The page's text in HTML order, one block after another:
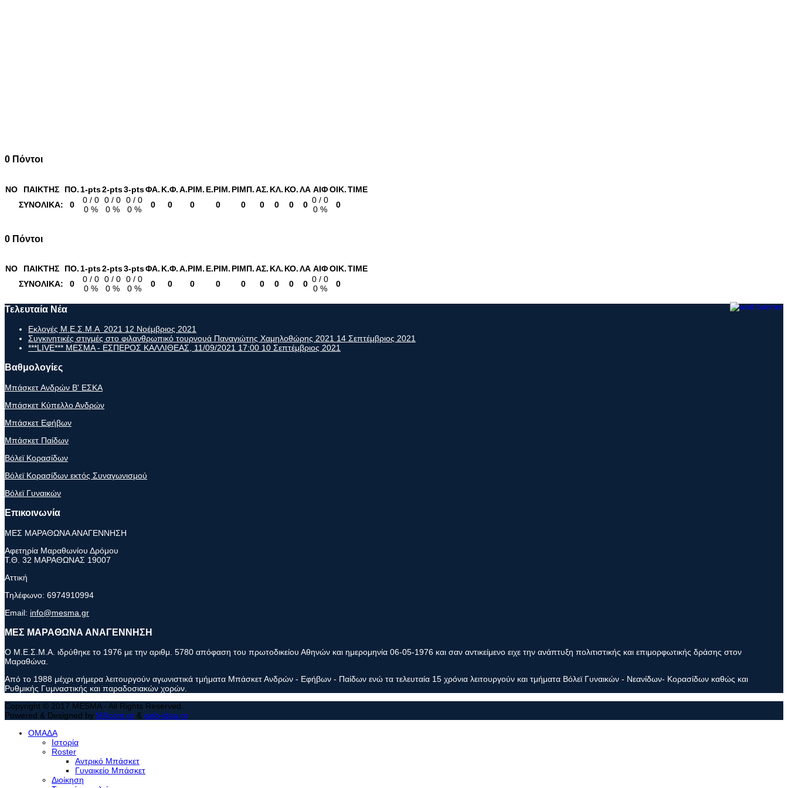
0 Πόντοι
NO ΠΑΙΚΤΗΣ ΠΟ. 1-pts2-pts3-ptsΦΑ. K.Φ.Α.ΡΙΜ. Ε.ΡΙM. ΡΙΜΠ.ΑΣ. ΚΛ. ΚΟ.ΛΑ ΑΙΦ ΟΙΚ.TIME
ΣΥΝΟΛΙΚΑ:
0
0 / 0
0 %
0 / 0
0 %
0 / 0
0 %
0 0 0 0 0 0 0 0 0 0 / 0
0 %
0
0 Πόντοι
NO ΠΑΙΚΤΗΣ ΠΟ.1-pts2-pts3-ptsΦΑ. K.Φ.Α.ΡΙΜ. Ε.ΡΙM. ΡΙΜΠ.ΑΣ. ΚΛ. ΚΟ.ΛΑ ΑΙΦ ΟΙΚ.TIME
ΣΥΝΟΛΙΚΑ:
0
0 / 0
0 %
0 / 0
0 %
0 / 0
0 %
0 0 0 0 0 0 0 0 0 0 / 0
0 %
0
Τελευταία Νέα
Εκλογές Μ.Ε.Σ.Μ.Α 2021 12 Νοέμβριος 2021
Συγκινητικές στιγμές στο φιλανθρωπικό τουρνουά Παναγιώτης Χαμηλοθώρης 2021 14 Σεπτέμβριος 2021
***LIVE*** ΜΕΣΜΑ - ΕΣΠΕΡΟΣ ΚΑΛΛΙΘΕΑΣ, 11/09/2021 17:00 10 Σεπτέμβριος 2021
Βαθμολογίες
Μπάσκετ Ανδρών Β' ΕΣΚΑ
Μπάσκετ Κύπελλο Ανδρών
Μπάσκετ Εφήβων
Μπάσκετ Παίδων
Βόλεϊ Κορασίδων
Βόλεϊ Κορασίδων εκτός Συναγωνισμού
Βόλεϊ Γυναικών
Επικοινωνία
ΜΕΣ ΜΑΡΑΘΩΝΑ ΑΝΑΓΕΝΝΗΣΗ
Αφετηρία Μαραθωνίου Δρόμου
Τ.Θ. 32 ΜΑΡΑΘΩΝΑΣ 19007
Αττική
Τηλέφωνο: 6974910994
Email: info@mesma.gr
ΜΕΣ ΜΑΡΑΘΩΝΑ ΑΝΑΓΕΝΝΗΣΗ
Ο Μ.Ε.Σ.Μ.Α. ιδρύθηκε το 1976 με την αριθμ. 5780 απόφαση του πρωτοδικείου Αθηνών και ημερομηνία 06-05-1976 και σαν αντικείμενο ειχε την ανάπτυξη πολιτιστικής και επιμορφωτικής δράσης στον
Μαραθώνα.
Από το 1988 μέχρι σήμερα λειτουργούν αγωνιστικά τμήματα Μπάσκετ Ανδρών - Εφήβων - Παίδων ενώ τα τελευταία 15 χρόνια λειτουργούν και τμήματα Βόλεϊ Γυναικών - Νεανίδων- Κορασίδων καθώς και
Ρυθμικής Γυμναστικής και παραδοσιακών χορών.
Copyright © 2017 MESMA - All Rights Reserved.
Powered & Designed by MXcom.gr & web-idea.gr
ΟΜΑΔΑ
Ιστορία
Roster
Αντρικό Μπάσκετ
Γυναικείο Μπάσκετ
Διοίκηση